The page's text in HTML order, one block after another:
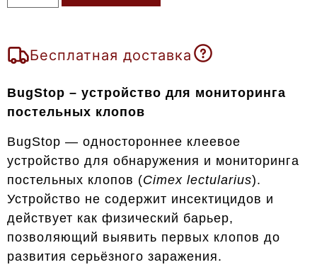
Бесплатная доставка
BugStop – устройство для мониторинга
постельных клопов
BugStop — одностороннее клеевое
устройство для обнаружения и мониторинга
постельных клопов (Cimex lectularius).
Устройство не содержит инсектицидов и
действует как физический барьер,
позволяющий выявить первых клопов до
развития серьёзного заражения.